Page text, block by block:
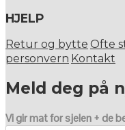
HJELP
Retur og bytte Ofte
personvern Kontakt
Meld deg på
Vi gir mat for sjelen + de